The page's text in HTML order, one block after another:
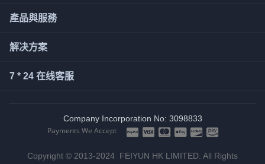
產品與服務
解决方案
7 * 24 在线客服
Company Incorporation No: 3098833
Payments We Accept
Copyright © 2013-2024 FEIYUN HK LIMITED. All Rights